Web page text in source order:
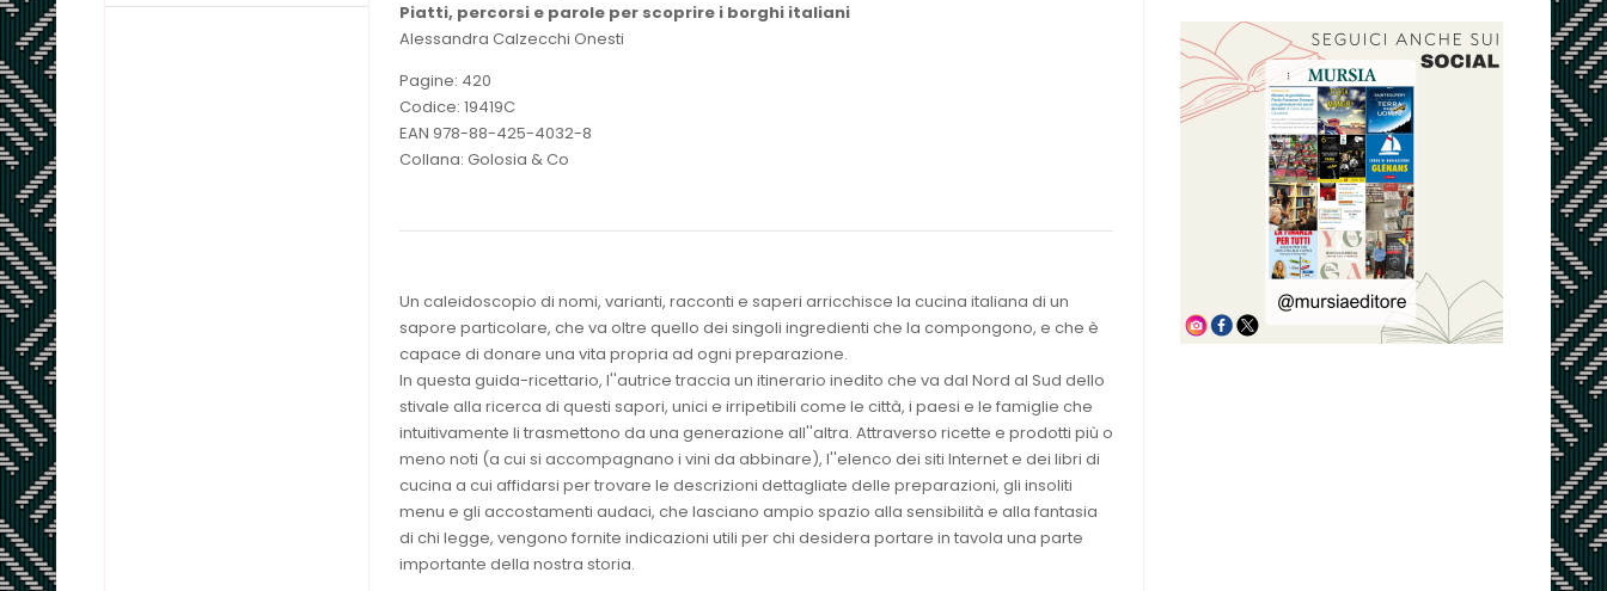
Piatti, percorsi e parole per scoprire i borghi italiani
Alessandra Calzecchi Onesti
Pagine: 420
Codice: 19419C
EAN 978-88-425-4032-8
Collana: Golosia & Co
Un caleidoscopio di nomi, varianti, racconti e saperi arricchisce la cucina italiana di un
sapore particolare, che va oltre quello dei singoli ingredienti che la compongono, e che è
capace di donare una vita propria ad ogni preparazione.
In questa guida-ricettario, l''autrice traccia un itinerario inedito che va dal Nord al Sud dello
stivale alla ricerca di questi sapori, unici e irripetibili come le città, i paesi e le famiglie che
intuitivamente li trasmettono da una generazione all''altra. Attraverso ricette e prodotti più o
meno noti (a cui si accompagnano i vini da abbinare), l''elenco dei siti Internet e dei libri di
cucina a cui affidarsi per trovare le descrizioni dettagliate delle preparazioni, gli insoliti
menu e gli accostamenti audaci, che lasciano ampio spazio alla sensibilità e alla fantasia
di chi legge, vengono fornite indicazioni utili per chi desidera portare in tavola una parte
importante della nostra storia.